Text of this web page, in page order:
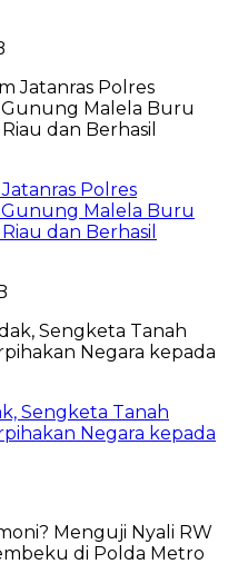
Polres
Malela Buru
dan Berhasil
Sengketa Tanah
Negara kepada